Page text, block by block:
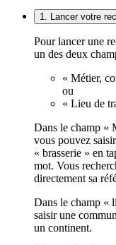
1. Lancer votre
Pour lancer une
un des deux
« Métier,
ou
« Lieu de
Dans le champ «
vous pouvez
« brasserie » en
mot. Vous
directement sa
Dans le champ «
saisir une
un continent.